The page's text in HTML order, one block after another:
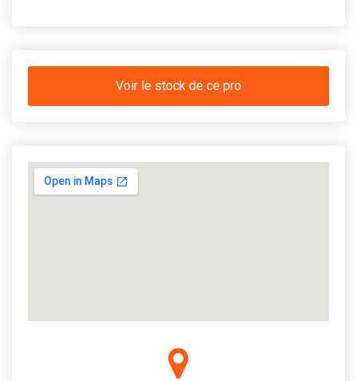
Voir le stock de ce pro